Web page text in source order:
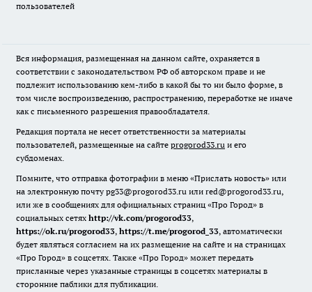
пользователей
Вся информация, размещенная на данном сайте, охраняется в
соответствии с законодательством РФ об авторском праве и не
подлежит использованию кем-либо в какой бы то ни было форме, в
том числе воспроизведению, распространению, переработке не иначе
как с письменного разрешения правообладателя.
Редакция портала не несет ответственности за материалы
пользователей, размещенные на сайте progorod33.ru и его
субдоменах.
Помните, что отправка фотографии в меню «Прислать новость» или
на электронную почту pg33@progorod33.ru или red@progorod33.ru,
или же в сообщениях для официальных страниц «Про Город» в
социальных сетях http://vk.com/progorod33,
https://ok.ru/progorod33, https://t.me/progorod_33, автоматически
будет являться согласием на их размещение на сайте и на страницах
«Про Город» в соцсетях. Также «Про Город» может передать
присланные через указанные страницы в соцсетях материалы в
сторонние паблики для публикации.